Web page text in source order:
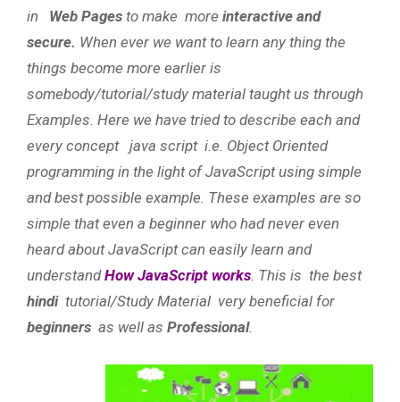
in Web Pages to make more interactive and
secure. When ever we want to learn any thing the
things become more earlier is
somebody/tutorial/study material taught us through
Examples. Here we have tried to describe each and
every concept java script i.e. Object Oriented
programming in the light of JavaScript using simple
and best possible example. These examples are so
simple that even a beginner who had never even
heard about JavaScript can easily learn and
understandHow JavaScript works. This is the best
hinditutorial/Study Material very beneficial for
beginners as well as Professional.